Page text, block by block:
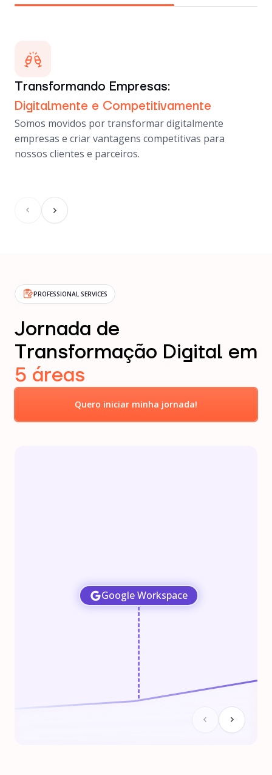
Transformando Empresas:
Digitalmente e Competitivamente
Somos movidos por transformar digitalmente
empresas e criar vantagens competitivas para
nossos clientes e parceiros.
PROFESSIONAL SERVICES
Jornada de
Transformação Digital em
5 áreas
Quero iniciar minha jornada!
Google Workspace